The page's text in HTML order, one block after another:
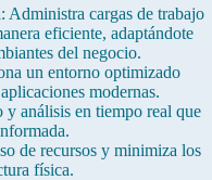
: Administra cargas de trabajo
eficiente, adaptándote
del negocio.
un entorno optimizado
modernas.
y análisis en tiempo real que
de recursos y minimiza los
física.